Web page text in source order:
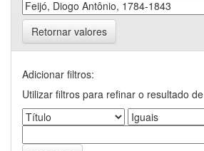
Retornar valores
Adicionar filtros:
Utilizar filtros para refinar o resultado